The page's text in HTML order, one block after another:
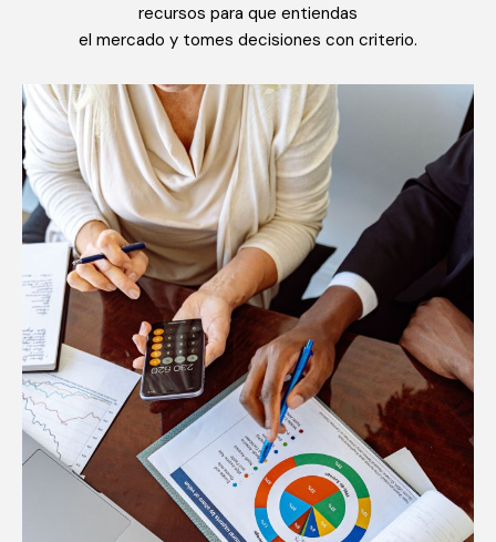
recursos para que entiendas
el mercado y tomes decisiones con criterio.